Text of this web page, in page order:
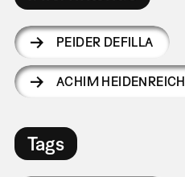
PEIDER DEFILLA
ACHIM HEIDENREICH
Tags